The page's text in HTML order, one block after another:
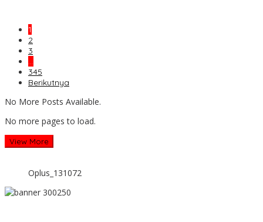
1
2
3
…
345
Berikutnya
No More Posts Available.
No more pages to load.
View More
Oplus_131072